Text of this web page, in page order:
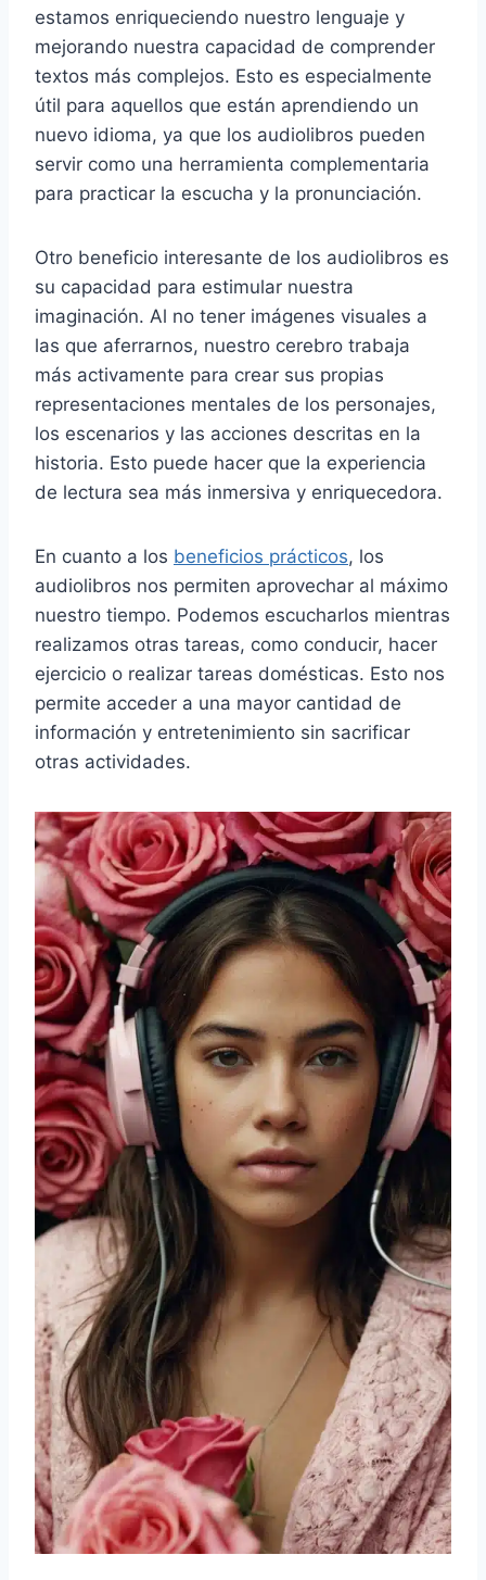
estamos enriqueciendo nuestro lenguaje y
mejorando nuestra capacidad de comprender
textos más complejos. Esto es especialmente
útil para aquellos que están aprendiendo un
nuevo idioma, ya que los audiolibros pueden
servir como una herramienta complementaria
para practicar la escucha y la pronunciación.
Otro beneficio interesante de los audiolibros es
su capacidad para estimular nuestra
imaginación. Al no tener imágenes visuales a
las que aferrarnos, nuestro cerebro trabaja
más activamente para crear sus propias
representaciones mentales de los personajes,
los escenarios y las acciones descritas en la
historia. Esto puede hacer que la experiencia
de lectura sea más inmersiva y enriquecedora.
En cuanto a los beneficios prácticos, los
audiolibros nos permiten aprovechar al máximo
nuestro tiempo. Podemos escucharlos mientras
realizamos otras tareas, como conducir, hacer
ejercicio o realizar tareas domésticas. Esto nos
permite acceder a una mayor cantidad de
información y entretenimiento sin sacrificar
otras actividades.